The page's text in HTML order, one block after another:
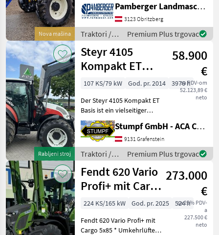
Nova mašina
Fixfelgen Kraftstofftank
abschließbar 176 Ah
Batterie, elektrischer
Hauptschalter Heizflansch
Pamberger Landmaschinentechnik GmbH
3123 Obritzberg
Traktori /
New
Holland
Premium Plus trgovac
Rabljeni stroj
Steyr 4105
Kompakt ET
Basis
58.900
€
sa PDV-om
52.123,89 €
neto
107 KS/79 kW God. pr. 2014
3976 h
Der Steyr 4105 Kompakt ET
Basis ist ein vielseitiger
Standardtraktor, der sich
ideal für eine Vielzahl von
landwirtschaftlichen
Anwendungen eignet.
Ausgestattet mit
Stumpf GmbH - ACA Center Stumpf
9131 Grafenstein
Traktori /
Steyr
Premium Plus trgovac
Fendt 620 Vario
Profi+ mit Cargo
5x85
273.000
€
sa 20% PDV-
a
227.500 €
neto
224 KS/165 kW God. pr. 2025
524 h
Fendt 620 Vario Profi+ mit
Cargo 5x85 * Umkehrlüfter *